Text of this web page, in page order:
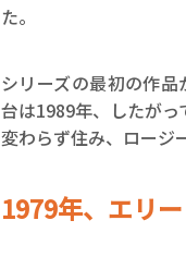
た。
シリーズの最初の作
台は1989年、したが
変わらず住み、ロージ
1979年、エリ